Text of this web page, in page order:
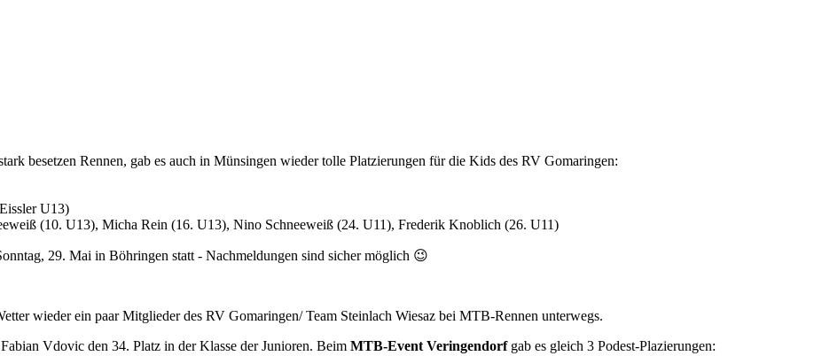
besetzen Rennen, gab es auch in Münsingen wieder tolle Platzierungen für die Kids des RV Gomaringen:
U13)
(10. U13), Micha Rein (16. U13), Nino Schneeweiß (24. U11), Frederik Knoblich (26. U11)
29. Mai in Böhringen statt - Nachmeldungen sind sicher möglich 😉
wieder ein paar Mitglieder des RV Gomaringen/ Team Steinlach Wiesaz bei MTB-Rennen unterwegs.
Vdovic den 34. Platz in der Klasse der Junioren. Beim MTB-Event Veringendorfgab es gleich 3 Podest-Plazierungen: